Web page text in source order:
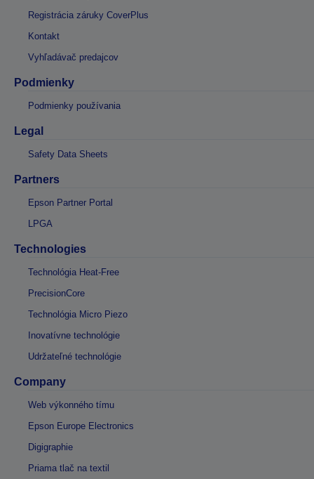
Registrácia záruky CoverPlus
Kontakt
Vyhľadávač predajcov
Podmienky
Podmienky používania
Legal
Safety Data Sheets
Partners
Epson Partner Portal
LPGA
Technologies
Technológia Heat-Free
PrecisionCore
Technológia Micro Piezo
Inovatívne technológie
Udržateľné technológie
Company
Web výkonného tímu
Epson Europe Electronics
Digigraphie
Priama tlač na textil